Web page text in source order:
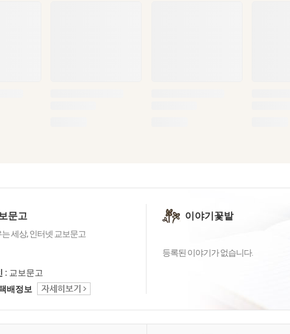
문고
세상, 인터넷 교보문고
: 교보문고
배정보
이야기꽃밭
등록된 이야기가 없습니다.